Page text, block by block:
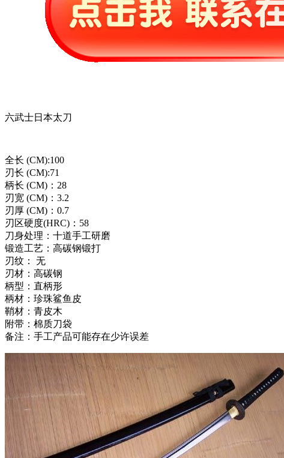
六武士日本太刀
全长 (CM):100
刃长 (CM):71
柄长 (CM)：28
刃宽 (CM)：3.2
刃厚 (CM)：0.7
刃区硬度(HRC)：58
刀身处理：十道手工研磨
锻造工艺：高碳钢锻打
刃纹： 无
刃材：高碳钢
柄型：直柄形
柄材：珍珠鲨鱼皮
鞘材：青皮木
附带：棉质刀袋
备注：手工产品可能存在少许误差